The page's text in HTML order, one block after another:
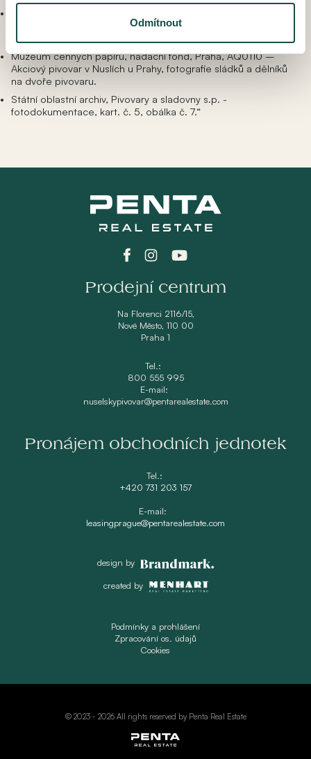
Odmítnout
Akciový pivovar v Nuslích u Prahy, pohlednice Soběslavova
Muzeum cenných papírů, nadační fond, Praha, AQ0110 –
Akciový pivovar v Nuslích u Prahy, fotografie sládků a dělníků
na dvoře pivovaru.
Státní oblastní archiv, Pivovary a sladovny s.p. -
fotodokumentace, kart. č. 5, obálka č. 7.“
Prodejní centrum
Na Florenci 2116/15,
Nové Město, 110 00
Praha 1
Tel.:
800 555 995
E-mail:
nuselskypivovar@pentarealestate.com
Pronájem obchodních jednotek
Tel.:
+420 731 203 157
E-mail:
leasingprague@pentarealestate.com
design by
created by
Podmínky a prohlášení
Zpracování os. údajů
Cookies
© 2023 - 2026 All rights reserved by Penta Real Estate